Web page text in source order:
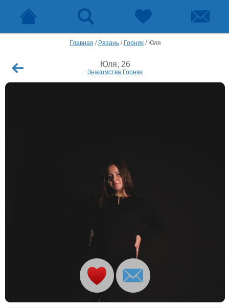
Главная / Рязань/ Горняк/ Юля
Юля, 26
Знакомства Горняк